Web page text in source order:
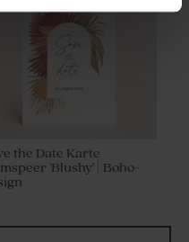
the Date Karte
'Blushy' | Boho-